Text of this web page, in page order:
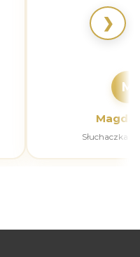
M
Słuchaczka
❯